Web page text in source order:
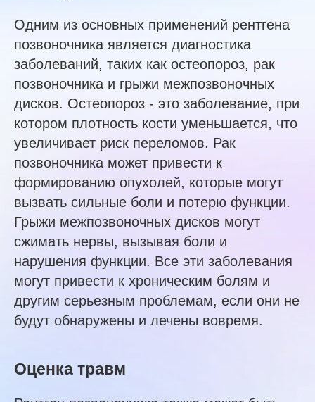
Одним из основных применений рентгена
позвоночника является диагностика
заболеваний, таких как остеопороз, рак
позвоночника и грыжи межпозвоночных
дисков. Остеопороз - это заболевание, при
котором плотность кости уменьшается, что
увеличивает риск переломов. Рак
позвоночника может привести к
формированию опухолей, которые могут
вызвать сильные боли и потерю функции.
Грыжи межпозвоночных дисков могут
сжимать нервы, вызывая боли и
нарушения функции. Все эти заболевания
могут привести к хроническим болям и
другим серьезным проблемам, если они не
будут обнаружены и лечены вовремя.
Оценка травм